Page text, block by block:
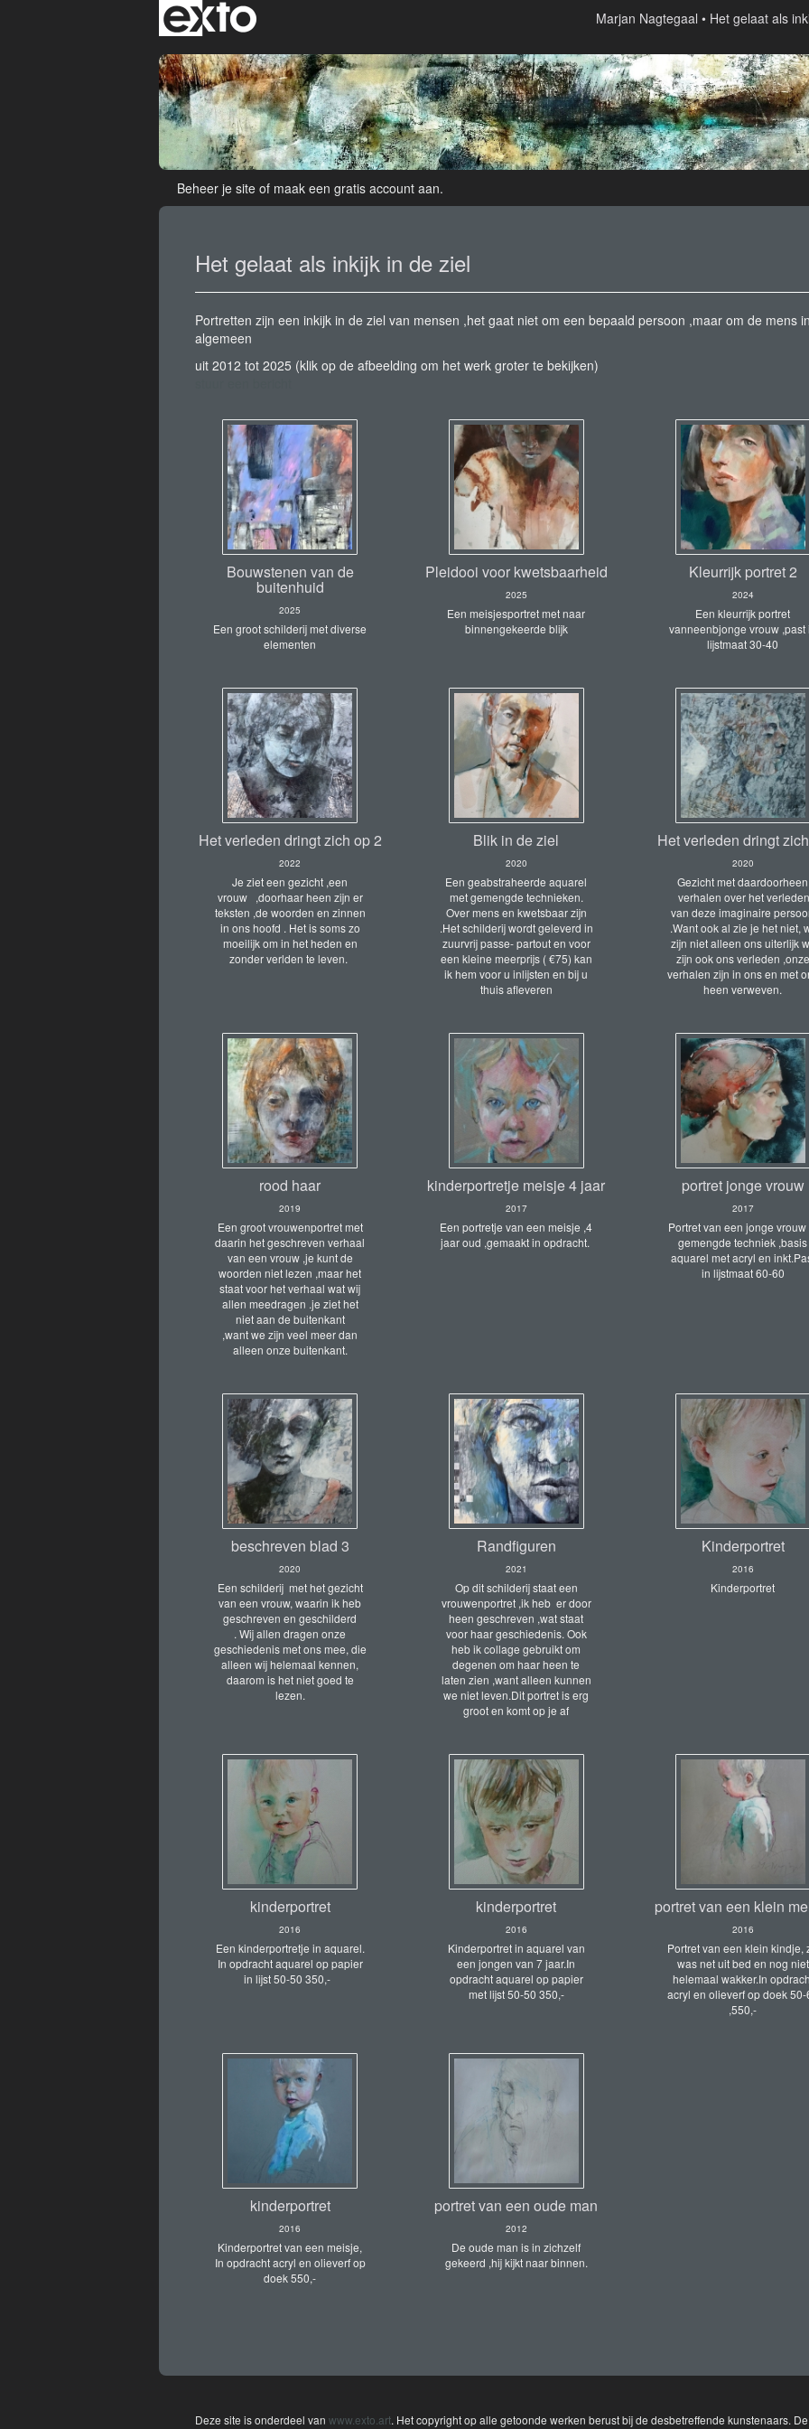
Marjan Nagtegaal Het gelaat als
Beheer je site of maak een gratis account aan.
Het gelaat als inkijk in de ziel
Portretten zijn een inkijk in de ziel van mensen ,het gaat niet om een bepaald persoon ,maar om de mens
algemeen
uit 2012 tot 2025 (klik op de afbeelding om het werk groter te bekijken)
Bouwstenen van de
buitenhuid
2025
Een groot schilderij met diverse
elementen
Pleidooi voor kwetsbaarheid
2025
Een meisjesportret met naar
binnengekeerde blijk
Kleurrijk portret 2
2024
Een kleurrijk portret
vanneenbjonge vrouw ,past
lijstmaat 30-40
Het verleden dringt zich op 2
2022
Je ziet een gezicht ,een
vrouw ,doorhaar heen zijn er
teksten ,de woorden en zinnen
in ons hoofd . Het is soms zo
moeilijk om in het heden en
zonder verlden te leven.
Blik in de ziel
2020
Een geabstraheerde aquarel
met gemengde technieken.
Over mens en kwetsbaar zijn
.Het schilderij wordt geleverd in
zuurvrij passe- partout en voor
een kleine meerprijs ( €75) kan
ik hem voor u inlijsten en bij u
thuis afleveren
Het verleden dringt
2020
Gezicht met daardoorheen
verhalen over het verleden
van deze imaginaire
.Want ook al zie je het niet,
zijn niet alleen ons uiterlijk
zijn ook ons verleden ,onze
verhalen zijn in ons en met
heen verweven.
rood haar
2019
Een groot vrouwenportret met
daarin het geschreven verhaal
van een vrouw ,je kunt de
woorden niet lezen ,maar het
staat voor het verhaal wat wij
allen meedragen .je ziet het
niet aan de buitenkant
,want we zijn veel meer dan
alleen onze buitenkant.
kinderportretje meisje 4 jaar
2017
Een portretje van een meisje ,4
jaar oud ,gemaakt in opdracht.
portret jonge vrouw
2017
Portret van een jonge vrouw
gemengde techniek ,basis
aquarel met acryl en
in lijstmaat 60-60
beschreven blad 3
2020
Een schilderij met het gezicht
van een vrouw, waarin ik heb
geschreven en geschilderd
. Wij allen dragen onze
geschiedenis met ons mee, die
alleen wij helemaal kennen,
daarom is het niet goed te
lezen.
Randfiguren
2021
Op dit schilderij staat een
vrouwenportret ,ik heb er door
heen geschreven ,wat staat
voor haar geschiedenis. Ook
heb ik collage gebruikt om
degenen om haar heen te
laten zien ,want alleen kunnen
we niet leven.Dit portret is erg
groot en komt op je af
Kinderportret
2016
Kinderportret
kinderportret
2016
Een kinderportretje in aquarel.
In opdracht aquarel op papier
in lijst 50-50 350,-
kinderportret
2016
Kinderportret in aquarel van
een jongen van 7 jaar.In
opdracht aquarel op papier
met lijst 50-50 350,-
portret van een klein
2016
Portret van een klein kindje,
was net uit bed en nog niet
helemaal wakker.In
acryl en olieverf op doek 50-
,550,-
kinderportret
2016
Kinderportret van een meisje,
In opdracht acryl en olieverf op
doek 550,-
portret van een oude man
2012
De oude man is in zichzelf
gekeerd ,hij kijkt naar binnen.
Deze site is onderdeel van www.exto.art. Het copyright op alle getoonde werken berust bij de desbetreffende kunstenaars. De